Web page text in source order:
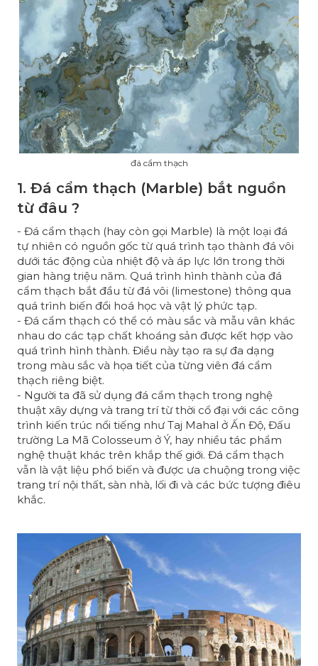
đá cẩm thạch
1. Đá cẩm thạch (Marble) bắt nguồn
từ đâu ?
- Đá cẩm thạch (hay còn gọi Marble) là một loại đá
tự nhiên có nguồn gốc từ quá trình tạo thành đá vôi
dưới tác động của nhiệt độ và áp lực lớn trong thời
gian hàng triệu năm. Quá trình hình thành của đá
cẩm thạch bắt đầu từ đá vôi (limestone) thông qua
quá trình biến đổi hoá học và vật lý phức tạp.
- Đá cẩm thạch có thể có màu sắc và mẫu vân khác
nhau do các tạp chất khoáng sản được kết hợp vào
quá trình hình thành. Điều này tạo ra sự đa dạng
trong màu sắc và họa tiết của từng viên đá cẩm
thạch riêng biệt.
- Người ta đã sử dụng đá cẩm thạch trong nghệ
thuật xây dựng và trang trí từ thời cổ đại với các công
trình kiến trúc nổi tiếng như Taj Mahal ở Ấn Độ, Đấu
trường La Mã Colosseum ở Ý, hay nhiều tác phẩm
nghệ thuật khác trên khắp thế giới. Đá cẩm thạch
vẫn là vật liệu phổ biến và được ưa chuộng trong việc
trang trí nội thất, sàn nhà, lối đi và các bức tượng điêu
khắc.